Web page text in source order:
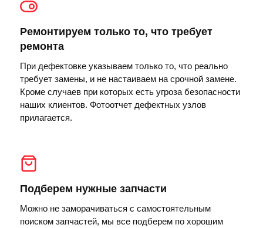
Ремонтируем только то, что требует
ремонта
При дефектовке указываем только то, что реально
требует замены, и не настаиваем на срочной замене.
Кроме случаев при которых есть угроза безопасности
наших клиентов. Фотоотчет дефектных узлов
прилагается.
Подберем нужные запчасти
Можно не заморачиваться с самостоятельным
поиском запчастей, мы все подберем по хорошим